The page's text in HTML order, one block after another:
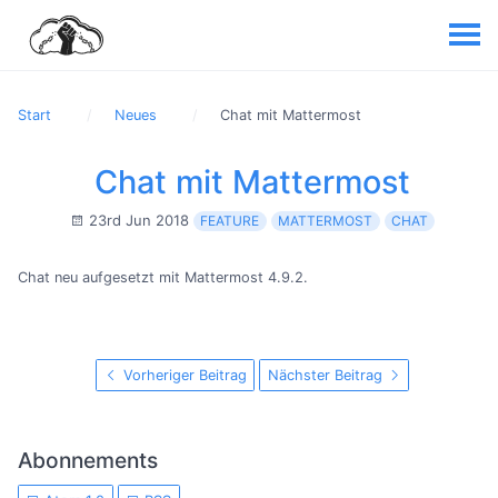
Start Neues Chat mit Mattermost
Chat mit Mattermost
23rd Jun 2018 FEATURE MATTERMOST CHAT
Chat neu aufgesetzt mit Mattermost 4.9.2.
Vorheriger Beitrag Nächster Beitrag
Abonnements